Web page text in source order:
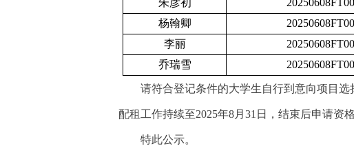
朱彦初
杨翰卿
李丽
乔瑞雪
请符合登记条件的大学生自行到意向项目
配租工作持续至2025年8月31日，结束后申请资
特此公示。